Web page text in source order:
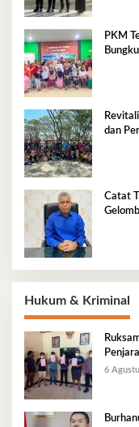
PKM
dan
Catat
Hukum & Kriminal
6